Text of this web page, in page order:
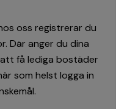
oss registrerar du
Där anger du dina
få lediga bostäder
som helst logga in